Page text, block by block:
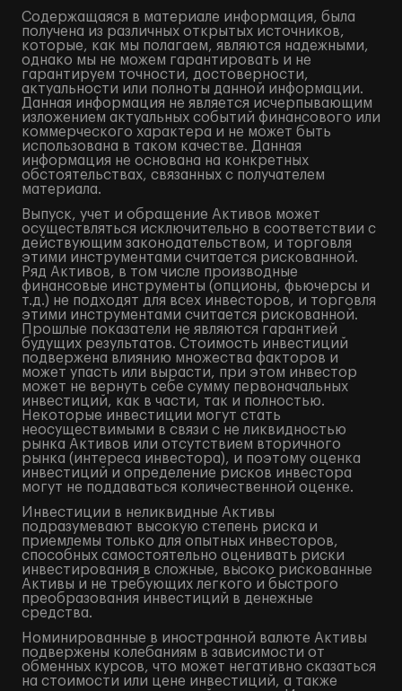
Содержащаяся в материале информация, была
получена из различных открытых источников,
которые, как мы полагаем, являются надежными,
однако мы не можем гарантировать и не
гарантируем точности, достоверности,
актуальности или полноты данной информации.
Данная информация не является исчерпывающим
изложением актуальных событий финансового или
коммерческого характера и не может быть
использована в таком качестве. Данная
информация не основана на конкретных
обстоятельствах, связанных с получателем
материала.
Выпуск, учет и обращение Активов может
осуществляться исключительно в соответствии с
действующим законодательством, и торговля
этими инструментами считается рискованной.
Ряд Активов, в том числе производные
финансовые инструменты (опционы, фьючерсы и
т.д.) не подходят для всех инвесторов, и торговля
этими инструментами считается рискованной.
Прошлые показатели не являются гарантией
будущих результатов. Стоимость инвестиций
подвержена влиянию множества факторов и
может упасть или вырасти, при этом инвестор
может не вернуть себе сумму первоначальных
инвестиций, как в части, так и полностью.
Некоторые инвестиции могут стать
неосуществимыми в связи с не ликвидностью
рынка Активов или отсутствием вторичного
рынка (интереса инвестора), и поэтому оценка
инвестиций и определение рисков инвестора
могут не поддаваться количественной оценке.
Инвестиции в неликвидные Активы
подразумевают высокую степень риска и
приемлемы только для опытных инвесторов,
способных самостоятельно оценивать риски
инвестирования в сложные, высоко рискованные
Активы и не требующих легкого и быстрого
преобразования инвестиций в денежные
средства.
Номинированные в иностранной валюте Активы
подвержены колебаниям в зависимости от
обменных курсов, что может негативно сказаться
на стоимости или цене инвестиций, а также